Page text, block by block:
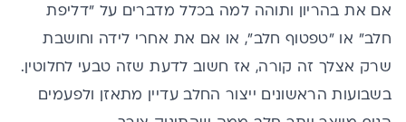
אם את בהריון ותוהה למה בכלל מדברים על "דליפת
חלב" או "טפטוף חלב", או אם את אחרי לידה וחושבת
שרק אצלך זה קורה, אז חשוב לדעת שזה טבעי לחלוטין.
בשבועות הראשונים ייצור החלב עדיין מתאזן ולפעמים